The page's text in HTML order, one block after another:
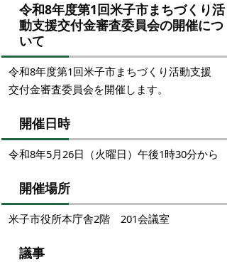
令和8年度第1回米子市まちづくり活
動支援交付金審査委員会の開催につ
いて
令和8年度第1回米子市まちづくり活動支援
交付金審査委員会を開催します。
開催日時
令和8年5月26日（火曜日）午後1時30分から
開催場所
米子市役所本庁舎2階 201会議室
議事